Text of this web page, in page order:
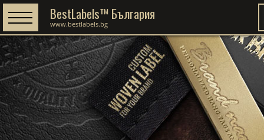
BestLabels™ България
www.bestlabels.bg